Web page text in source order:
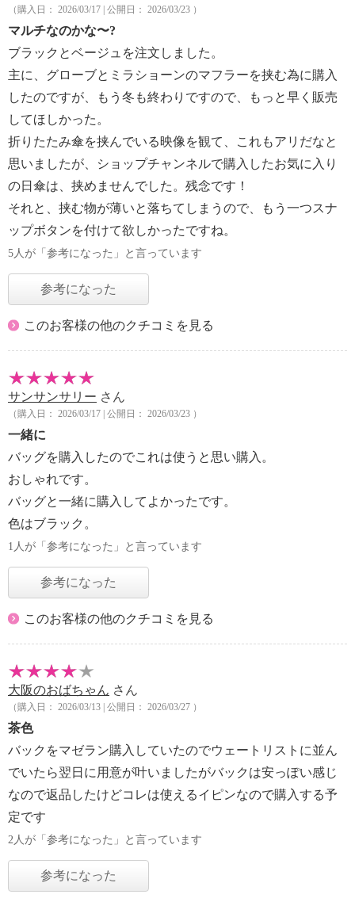
（購入日： 2026/03/17 | 公開日： 2026/03/23 ）
マルチなのかな〜?
ブラックとベージュを注文しました。
主に、グローブとミラショーンのマフラーを挟む為に購入
したのですが、もう冬も終わりですので、もっと早く販売
してほしかった。
折りたたみ傘を挟んでいる映像を観て、これもアリだなと
思いましたが、ショップチャンネルで購入したお気に入り
の日傘は、挟めませんでした。残念です！
それと、挟む物が薄いと落ちてしまうので、もう一つスナ
ップボタンを付けて欲しかったですね。
5人が「参考になった」と言っています
参考になった
このお客様の他のクチコミを見る
サンサンサリー さん
（購入日： 2026/03/17 | 公開日： 2026/03/23 ）
一緒に
バッグを購入したのでこれは使うと思い購入。
おしゃれです。
バッグと一緒に購入してよかったです。
色はブラック。
1人が「参考になった」と言っています
参考になった
このお客様の他のクチコミを見る
大阪のおばちゃん さん
（購入日： 2026/03/13 | 公開日： 2026/03/27 ）
茶色
バックをマゼラン購入していたのでウェートリストに並ん
でいたら翌日に用意が叶いましたがバックは安っぽい感じ
なので返品したけどコレは使えるイピンなので購入する予
定です
2人が「参考になった」と言っています
参考になった